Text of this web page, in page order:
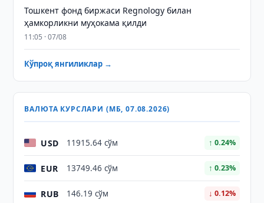
Тошкент фонд биржаси Regnology билан
ҳамкорликни муҳокама қилди
11:05 · 07/08
Кўпроқ янгиликлар →
ВАЛЮТА КУРСЛАРИ (МБ, 07.08.2026)
USD 11915.64 сўм ↑ 0.24%
EUR 13749.46 сўм ↑ 0.23%
RUB 146.19 сўм ↓ 0.12%